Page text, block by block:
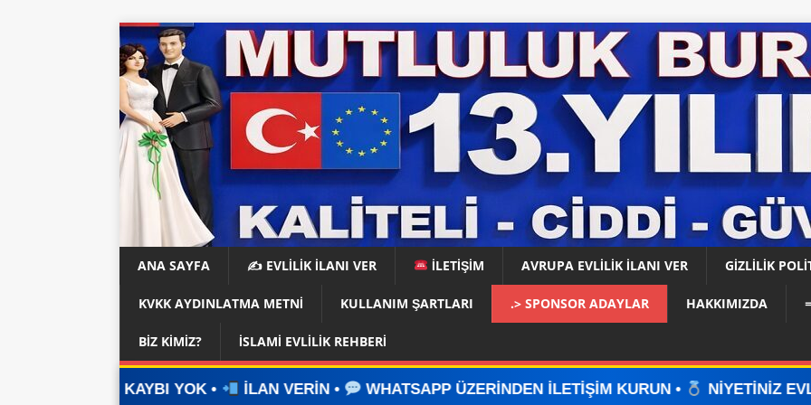
ANA SAYFA ✍️ EVLİLİK İLANI VER İLETİŞİM AVRUPA EVLİLİK İLANI VER GIZLILIK
KVKK AYDINLATMA METNI KULLANIM ŞARTLARI .> SPONSOR ADAYLAR HAKKIMIZDA
BIZ KIMIZ? İSLAMI EVLILIK REHBERI
İLAN VERİN • WHATSAPP ÜZERİNDEN İLETİŞİM KURUN • NİYETİNİZ EVLİLİKSE, DOĞRU